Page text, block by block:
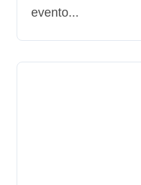
evento...